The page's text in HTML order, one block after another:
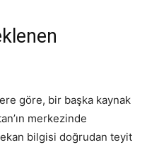
göre, bir başka kaynak
merkezinde
bilgisi doğrudan teyit